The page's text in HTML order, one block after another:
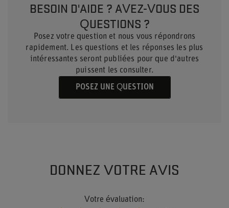
BESOIN D'AIDE ? AVEZ-VOUS DES
QUESTIONS ?
Posez votre question et nous vous répondrons
rapidement. Les questions et les réponses les plus
intéressantes seront publiées pour que d'autres
puissent les consulter.
POSEZ UNE QUESTION
DONNEZ VOTRE AVIS
Votre évaluation: